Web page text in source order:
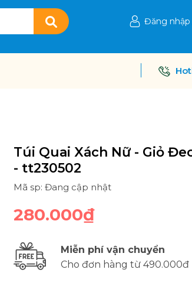
Đăng nhập
Túi Quai Xách Nữ - Giỏ
- tt230502
Mã sp: Đang cập nhật
280.000₫
Miễn phí vận chuyển
Cho đơn hàng từ 490.000đ